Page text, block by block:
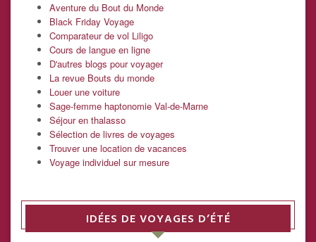
Aventure du Bout du Monde
Black Friday Voyage
Comparateur de vol Liligo
Cours de langue en ligne
D'autres blogs pour voyager
La revue Bouts du monde
Louer une voiture
Sage-femme haptonomie Val-de-Marne
Séjour en thalasso
Sélection de livres de voyages
Trouver une location de vacances
Voyage individuel sur mesure
IDÉES DE VOYAGES D’ÉTÉ